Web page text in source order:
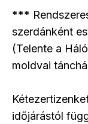
***
szerdánként
(Telente a
moldvai
időjárástól